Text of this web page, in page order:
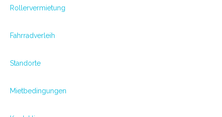
Rollervermietung
Fahrradverleih
Standorte
Mietbedingungen